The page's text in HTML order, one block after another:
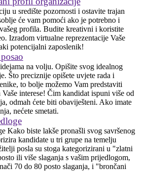
u središte pozornosti i ostavite trajan
će vam pomoći ako je potrebno i
profila. Budite kreativni i koristite
Izradom virtualne reprezentacije Vaše
potencijalni zaposlenik!
na volju. Opišite svog idealnog
Što preciznije opišete uvjete rada i
to bolje možemo Vam predstaviti
interese! Čim kandidat ispuni više od
odmah ćete biti obaviješteni. Ako imate
nećete smetati.
Kako biste lakše pronašli svog savršenog
kandidate u tri grupe na temelju
posla su stoga kategorizirani u "zlatni
ili više slaganja s vašim prijedlogom,
70 do 80 posto slaganja, i "brončani